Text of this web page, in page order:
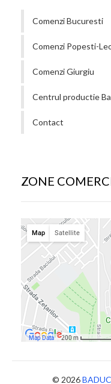
Comenzi Bucuresti
Comenzi Popesti-
Comenzi Giurgiu
Centrul productie
Contact
ZONE
© 2026BADUC